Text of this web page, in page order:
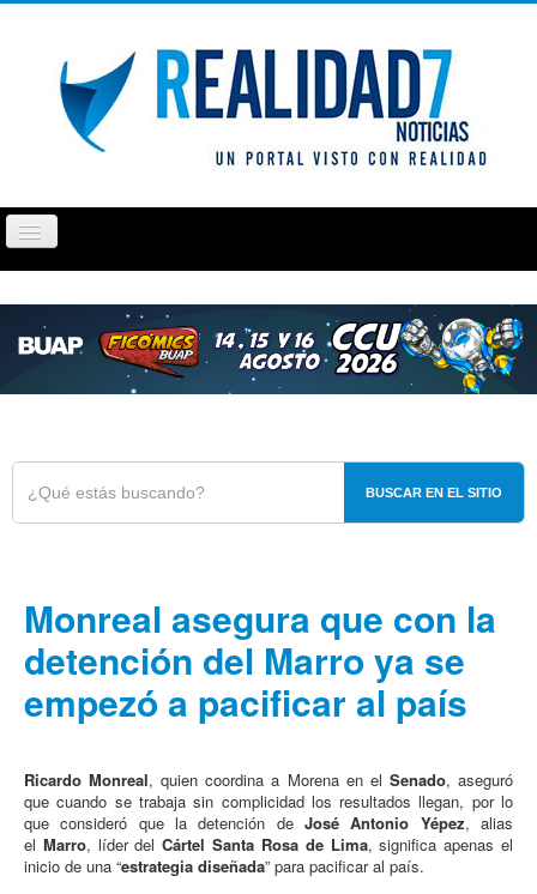
Cambiar
navegación
PUEBLA TLAXCALA OPINIÓN
BUSCAR EN EL SITIO
Monreal asegura que con la
detención del Marro ya se
empezó a pacificar al país
Ricardo Monreal, quien coordina a Morena en el Senado, aseguró
que cuando se trabaja sin complicidad los resultados llegan, por lo
que consideró que la detención de José Antonio Yépez, alias
el Marro, líder delCártel Santa Rosa de Lima, significa apenas el
inicio de una “estrategia diseñada” para pacificar al país.